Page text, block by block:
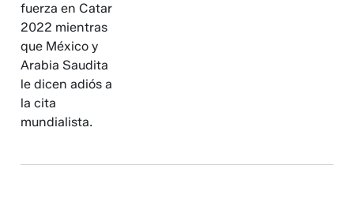
fuerza en Catar
2022 mientras
que México y
Arabia Saudita
le dicen adiós a
la cita
mundialista.